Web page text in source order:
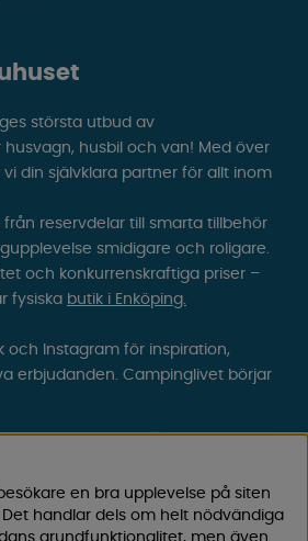
största utbud av
husbil och van! Med över
din självklara partner för allt inom
från reservdelar till smarta tillbehör
smidigare och roligare.
och konkurrenskraftiga priser –
fysiska butik i Enköping.
och Instagram för inspiration,
erbjudanden. Campinglivet börjar
en bra upplevelse på siten
handlar dels om helt nödvändiga
grundfunktionalitet, men även